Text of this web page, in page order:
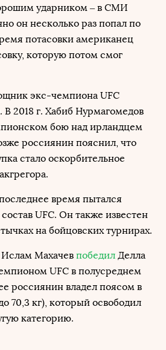
ударником – в СМИ
он несколько раз попал по
потасовки американец
которую потом смог
экс-чемпиона UFC
2018 г. Хабиб Нурмагомедов
бою над ирландцем
россиянин пояснил, что
стало оскорбительное
время пытался
UFC. Он также известен
на бойцовских турнирах.
Ислам Махачев победил Делла
UFC в полусреднем
россиянин владел поясом в
70,3 кг), который освободил
категорию.